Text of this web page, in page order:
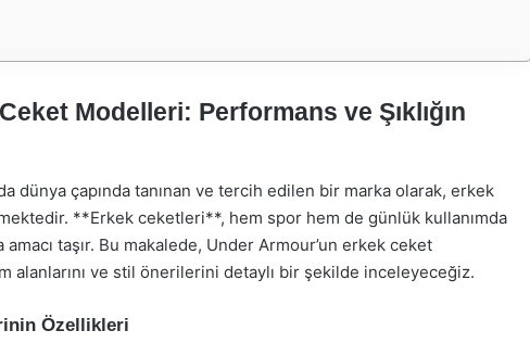
Modelleri: Performans ve Şıklığın
dünya çapında tanınan ve tercih edilen bir marka olarak, erkek
**Erkek ceketleri**, hem spor hem de günlük kullanımda
amacı taşır. Bu makalede, Under Armour’un erkek ceket
alanlarını ve stil önerilerini detaylı bir şekilde inceleyeceğiz.
Özellikleri